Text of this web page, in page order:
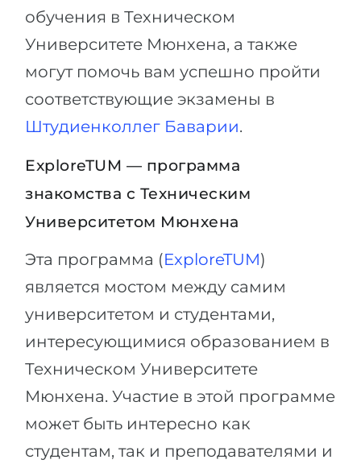
обучения в Техническом
Университете Мюнхена, а также
могут помочь вам успешно пройти
соответствующие экзамены в
Штудиенколлег Баварии.
ExploreTUM — программа
знакомства с Техническим
Университетом Мюнхена
Эта программа (ExploreTUM)
является мостом между самим
университетом и студентами,
интересующимися образованием в
Техническом Университете
Мюнхена. Участие в этой программе
может быть интересно как
студентам, так и преподавателями и